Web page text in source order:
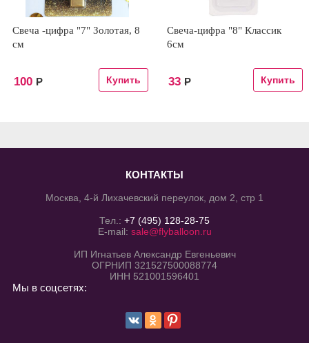
Свеча -цифра "7" Золотая, 8
см
100 Р
Свеча-цифра "8" Классик
6см
33 Р
КОНТАКТЫ
Москва, 4-й Лихачевский переулок, дом 2, стр 1
Тел.: +7 (495) 128-28-75
E-mail: sale@flyballoon.ru
ИП Игнатьев Александр Евгеньевич
ОГРНИП 321527500088774
ИНН 521001596401
Мы в соцсетях: